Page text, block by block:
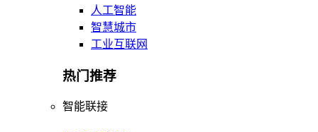
人工智能
智慧城市
工业互联网
热门推荐
智能联接